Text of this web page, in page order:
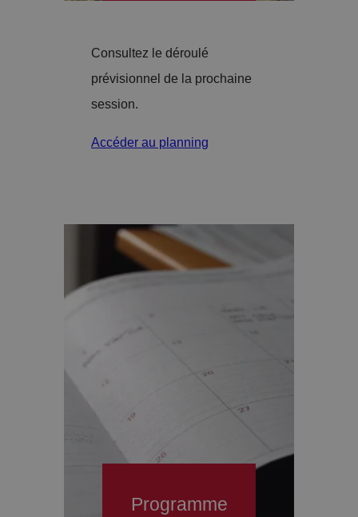
Consultez le déroulé
prévisionnel de la prochaine
session.
Accéder au planning
Programme